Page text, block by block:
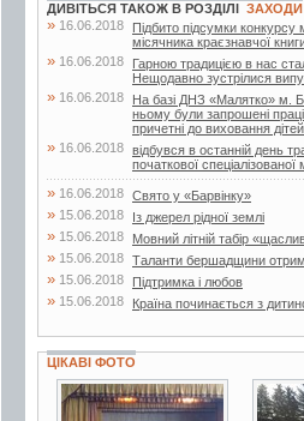
ДИВІТЬСЯ ТАКОЖ В РОЗДІЛІ ЗАХОДИ
» 16.06.2018
Підбито підсумки
місячника краєзнавчої
» 16.06.2018
Гарною традицією в нас
Нещодавно зустрілися
» 16.06.2018
На базі ДНЗ «Малятко» м.
ньому були запрошені
причетні до виховання дітей
» 16.06.2018 відбувся в останній день
початкової
» 16.06.2018 Свято у «Барвінку»
» 15.06.2018 Із джерел рідної землі
» 15.06.2018 Мовний літній табір
» 15.06.2018 Таланти бершадщини
» 15.06.2018 Підтримка і любов
» 15.06.2018 Країна починається з
ЦІКАВІ ФОТО
3 фото 4